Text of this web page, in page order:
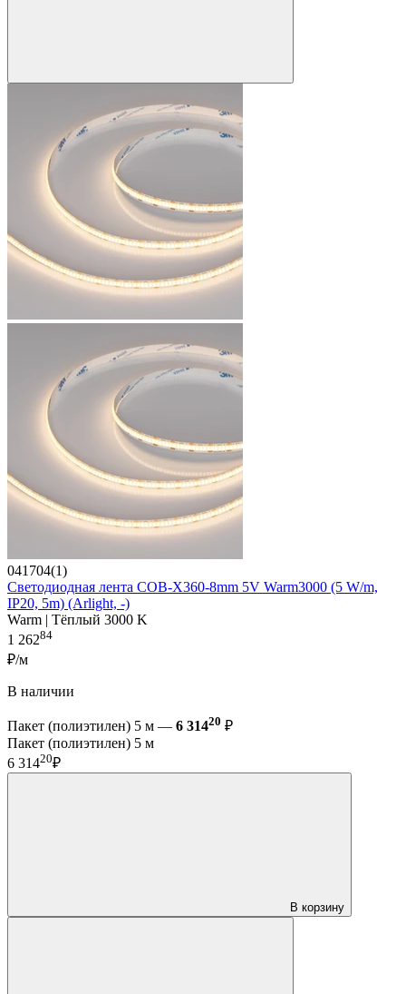
041704(1)
Светодиодная лента COB-X360-8mm 5V Warm3000 (5 W/m,
IP20, 5m) (Arlight, -)
Warm | Тёплый 3000 K
1 26284
₽/м
В наличии
Пакет (полиэтилен) 5 м — 6 31420 ₽
Пакет (полиэтилен) 5 м
6 31420₽
В корзину